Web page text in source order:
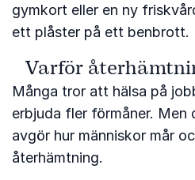
gymkort eller en ny
ett plåster på ett benbrott.
Varför
Många tror att hälsa på
erbjuda fler förmåner. Men
avgör hur människor mår
återhämtning.